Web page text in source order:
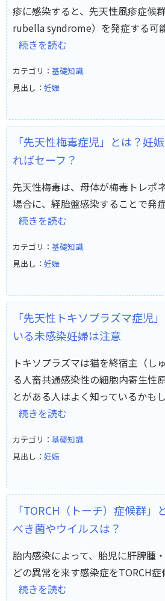
疹に感染すると、先天性風疹症候
rubella syndrome）を発症する可
続きを読む
カテゴリ： 基礎知識
見出し： 妊娠
「先天性梅毒症児」とは？妊
ればセーフ？
先天性梅毒は、母体が梅毒トレポ
場合に、経胎盤感染することで発
続きを読む
カテゴリ： 基礎知識
見出し： 妊娠
「先天性トキソプラズマ症児
いる未感染妊婦は注意
トキソプラズマは猫を終宿主（し
る人畜共通感染性の細胞内寄生性
とがある人はよく知っているかも
続きを読む
カテゴリ： 基礎知識
見出し： 妊娠
「TORCH（トーチ）症候群
べき菌やウイルスは？
胎内感染によって、胎児に肝脾腫
どの異常を来す感染症をTORCH
続きを読む